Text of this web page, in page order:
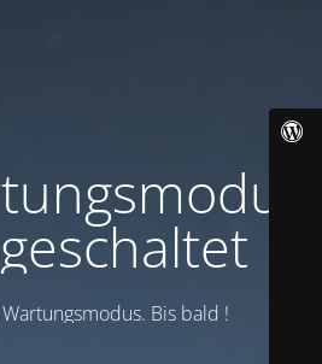
Bis bald !